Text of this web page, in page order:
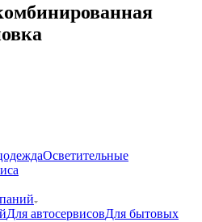
Осветительные
Для автосервисовДля бытовых